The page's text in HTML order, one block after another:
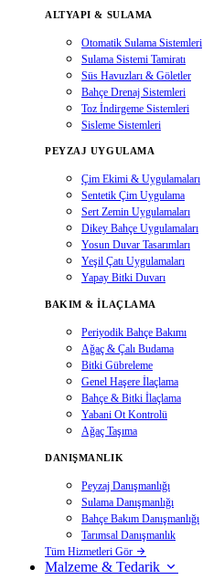
ALTYAPI & SULAMA
Otomatik Sulama Sistemleri
Sulama Sistemi Tamiratı
Süs Havuzları & Göletler
Bahçe Drenaj Sistemleri
Toz İndirgeme Sistemleri
Sisleme Sistemleri
PEYZAJ UYGULAMA
Çim Ekimi & Uygulamaları
Sentetik Çim Uygulama
Sert Zemin Uygulamaları
Dikey Bahçe Uygulamaları
Yosun Duvar Tasarımları
Yeşil Çatı Uygulamaları
Yapay Bitki Duvarı
BAKIM & İLAÇLAMA
Periyodik Bahçe Bakımı
Ağaç & Çalı Budama
Bitki Gübreleme
Genel Haşere İlaçlama
Bahçe & Bitki İlaçlama
Yabani Ot Kontrolü
Ağaç Taşıma
DANIŞMANLIK
Peyzaj Danışmanlığı
Sulama Danışmanlığı
Bahçe Bakım Danışmanlığı
Tarımsal Danışmanlık
Tüm Hizmetleri Gör
Malzeme & Tedarik